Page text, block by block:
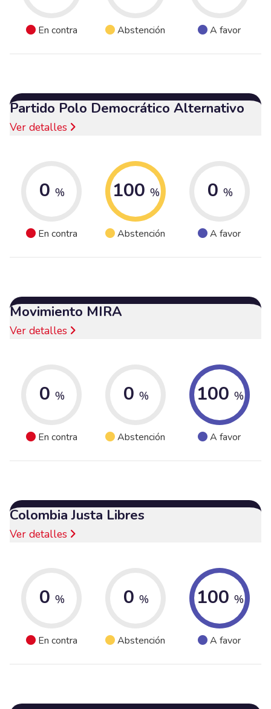
En contra Abstención A favor
Partido Polo Democrático Alternativo
Ver detalles
0 %
En contra
100 %
Abstención
0 %
A favor
Movimiento MIRA
Ver detalles
0 %
En contra
0 %
Abstención
100 %
A favor
Colombia Justa Libres
Ver detalles
0 %
En contra
0 %
Abstención
100 %
A favor